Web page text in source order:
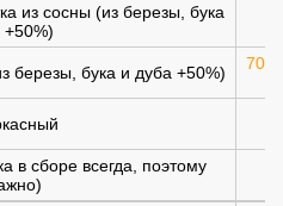
из сосны (из березы, бука
+50%)
березы, бука и дуба +50%) 700
в сборе всегда, поэтому